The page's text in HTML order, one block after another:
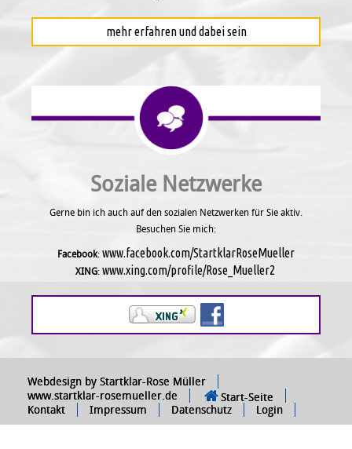
mehr erfahren und dabei sein
Soziale Netzwerke
Gerne bin ich auch auf den sozialen Netzwerken für Sie aktiv.
Besuchen Sie mich:
Facebook: www.facebook.com/StartklarRoseMueller
XING: www.xing.com/profile/Rose_Mueller2
Webdesign by Startklar-Rose Müller
www.startklar-rosemueller.de
Start-Seite
Kontakt
Impressum Datenschutz Login